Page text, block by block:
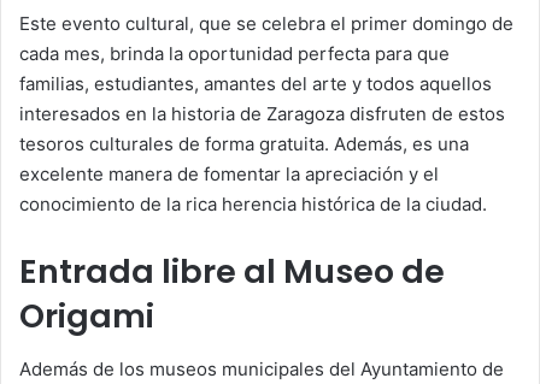
Este evento cultural, que se celebra el primer domingo de
cada mes, brinda la oportunidad perfecta para que
familias, estudiantes, amantes del arte y todos aquellos
interesados en la historia de Zaragoza disfruten de estos
tesoros culturales de forma gratuita. Además, es una
excelente manera de fomentar la apreciación y el
conocimiento de la rica herencia histórica de la ciudad.
Entrada libre al Museo de
Origami
Además de los museos municipales del Ayuntamiento de